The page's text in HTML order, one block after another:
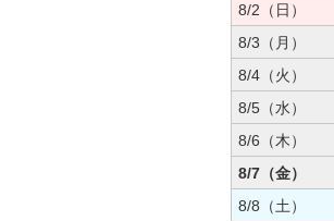
8/2（日）
8/3（月）
8/4（火）
8/5（水）
8/6（木）
8/7（金）
8/8（土）